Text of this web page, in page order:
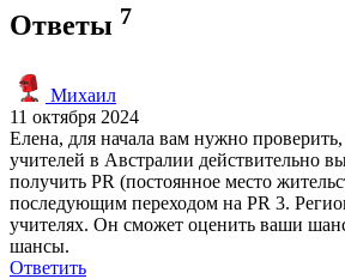
Ответы 7
Михаил
11 октября 2024
Елена, для начала вам нужно
учителей в Австралии действительно
получить PR (постоянное место
последующим переходом на PR 3.
учителях. Он сможет оценить ваши
шансы.
Ответить